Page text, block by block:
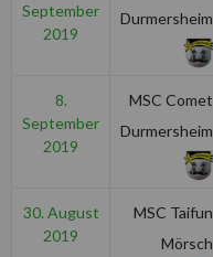
September
2019
Durmersheim
8.
September
2019
MSC Comet
Durmersheim
30. August
2019
MSC Taifun
Mörsch